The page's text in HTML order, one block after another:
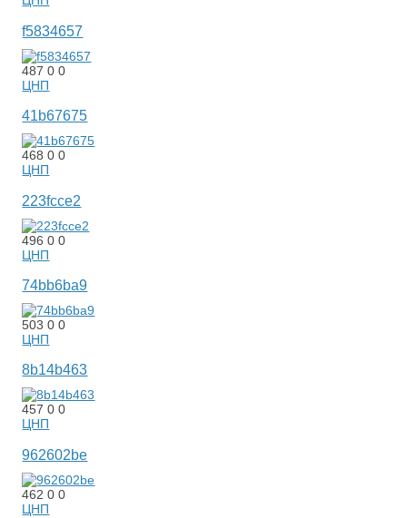
f5834657
48700
ЦНП
41b67675
46800
ЦНП
223fcce2
49600
ЦНП
74bb6ba9
50300
ЦНП
8b14b463
45700
ЦНП
962602be
46200
ЦНП